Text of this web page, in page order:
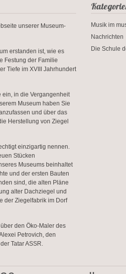
unserer Museum-
erstanden ist, wie es
Festung der Familie
Tiefe im XVIII Jahrhundert
ein, in die Vergangenheit
Museum haben Sie
und über das
Herstellung von Ziegel
einzigartig nennen.
Stücken
Museums beinhaltet
und der ersten Bauten
sind, die alten Pläne
alter Dachziegel und
der Ziegelfabrik im Dorf
den Öko-Maler des
Petrovich, den
Tatar ASSR.
Musik im
Nachrichten
Die Schule